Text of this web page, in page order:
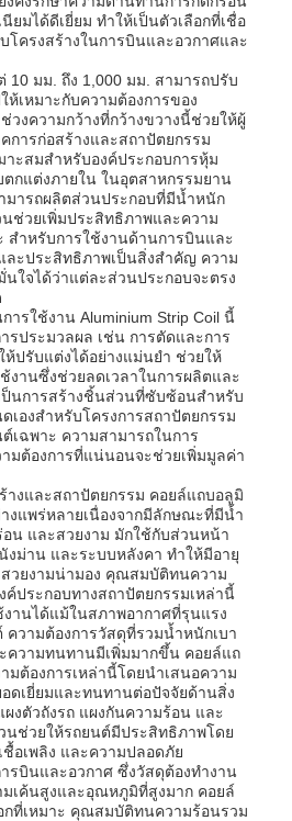
อบสี
นียม
ยมได้ดีเยี่ยม ทำให้เป็นตัวเลือกที่เชื่อ
โครงสร้างในการบินและอวกาศและ
10 มม. ถึง 1,000 มม. สามารถปรับ
ห้เหมาะกับความต้องการของ
วงความกว้างที่กว้างขวางนี้ช่วยให้ผู้
การก่อสร้างและสถาปัตยกรรม
าะสมสำหรับองค์ประกอบการหุ้ม
กแต่งภายใน ในอุตสาหกรรมยาน
มารถผลิตส่วนประกอบที่มีน้ำหนัก
ช่วยเพิ่มประสิทธิภาพและความ
สำหรับการใช้งานด้านการบินและ
ละประสิทธิภาพเป็นสิ่งสำคัญ ความ
นใจได้ว่าแต่ละส่วนประกอบจะตรง
ารใช้งาน Aluminium Strip Coil นี้
รประมวลผล เช่น การตัดและการ
ห้ปรับแต่งได้อย่างแม่นยำ ช่วยให้
งานซึ่งช่วยลดเวลาในการผลิตและ
ป็นการสร้างชิ้นส่วนที่ซับซ้อนสำหรับ
เองสำหรับโครงการสถาปัตยกรรม
เฉพาะ ความสามารถในการ
มต้องการที่แน่นอนจะช่วยเพิ่มมูลค่า
างและสถาปัตยกรรม คอยล์แถบอลูมิ
งแพร่หลายเนื่องจากมีลักษณะที่มีน้ำ
น และสวยงาม มักใช้กับส่วนหน้า
งม่าน และระบบหลังคา ทำให้มีอายุ
วยงามน่ามอง คุณสมบัติทนความ
ค์ประกอบทางสถาปัตยกรรมเหล่านี้
งานได้แม้ในสภาพอากาศที่รุนแรง
วามต้องการวัสดุที่รวมน้ำหนักเบา
ความทนทานมีเพิ่มมากขึ้น คอยล์แถ
มต้องการเหล่านี้โดยนำเสนอความ
ดเยี่ยมและทนทานต่อปัจจัยด้านสิ่ง
งตัวถังรถ แผงกันความร้อน และ
นช่วยให้รถยนต์มีประสิทธิภาพโดย
อเพลิง และความปลอดภัย
รบินและอวกาศ ซึ่งวัสดุต้องทำงาน
มเค้นสูงและอุณหภูมิที่สูงมาก คอยล์
กที่เหมาะ คุณสมบัติทนความร้อนรวม